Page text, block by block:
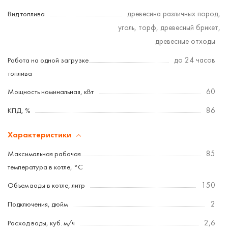
Вид топлива
древесина различных пород,
уголь, торф, древесный брикет,
древесные отходы
Работа на одной загрузке
топлива
до 24 часов
Мощность номинальная, кВт 60
КПД, % 86
Характеристики
Максимальная рабочая
температура в котле, °C
85
Объем воды в котле, литр 150
Подключения, дюйм 2
Расход воды, куб. м/ч 2,6